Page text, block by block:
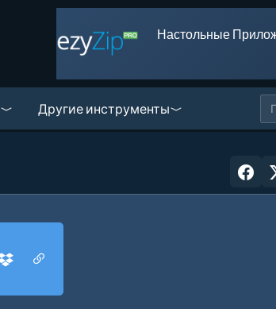
Настольные
Другие инструменты